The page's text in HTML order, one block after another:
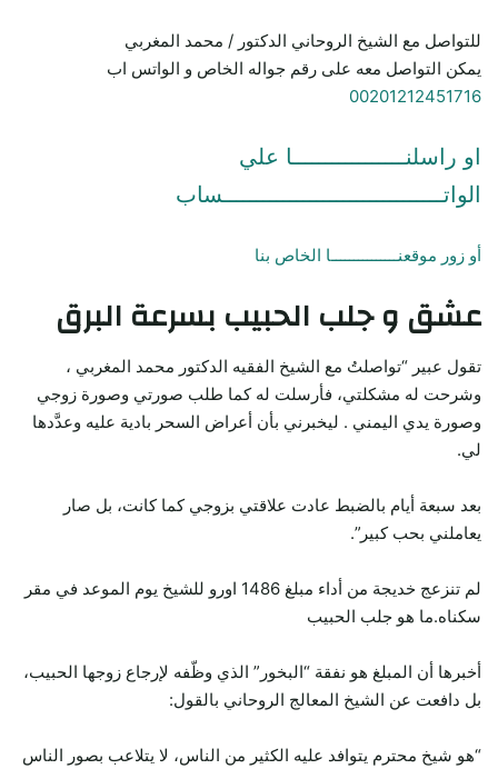
للتواصل مع الشيخ الروحاني الدكتور / محمد المغربي
يمكن التواصل معه على رقم جواله الخاص و الواتس اب
00201212451716
او راسلنـــــــــــــــــا علي
الواتـــــــــــــــــــــــــــــــــساب
أو زور موقعنـــــــــــــــا الخاص بنا
عشق و جلب الحبيب بسرعة البرق
تقول عبير “تواصلتُ مع الشيخ الفقيه الدكتور محمد المغربي ،
وشرحت له مشكلتي، فأرسلت له كما طلب صورتي وصورة زوجي
وصورة يدي اليمني . ليخبرني بأن أعراض السحر بادية عليه وعدَّدها
لي.
بعد سبعة أيام بالضبط عادت علاقتي بزوجي كما كانت، بل صار
يعاملني بحب كبير”.
لم تنزعج خديجة من أداء مبلغ 1486 اورو للشيخ يوم الموعد في مقر
سكناه.ما هو جلب الحبيب
أخبرها أن المبلغ هو نفقة “البخور” الذي وظّفه لإرجاع زوجها الحبيب،
بل دافعت عن الشيخ المعالج الروحاني بالقول:
“هو شيخ محترم يتوافد عليه الكثير من الناس، لا يتلاعب بصور الناس